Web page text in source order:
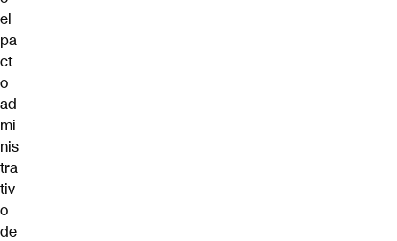
el
pa
ct
o
ad
mi
nis
tra
tiv
o
de